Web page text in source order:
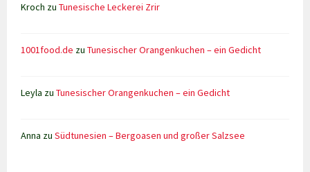
Kroch zuTunesische Leckerei Zrir
1001food.de zuTunesischer Orangenkuchen – ein Gedicht
Leyla zuTunesischer Orangenkuchen – ein Gedicht
Anna zuSüdtunesien – Bergoasen und großer Salzsee